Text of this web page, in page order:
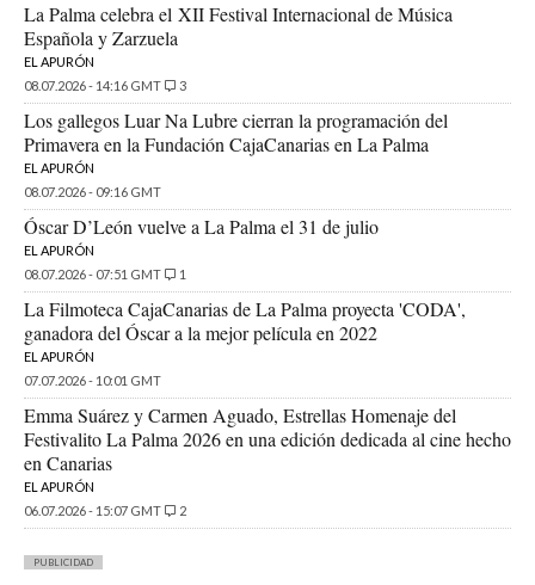
La Palma celebra el XII Festival Internacional de Música
Española y Zarzuela
EL APURÓN
08.07.2026 - 14:16 GMT
3
Los gallegos Luar Na Lubre cierran la programación del
Primavera en la Fundación CajaCanarias en La Palma
EL APURÓN
08.07.2026 - 09:16 GMT
Óscar D’León vuelve a La Palma el 31 de julio
EL APURÓN
08.07.2026 - 07:51 GMT
1
La Filmoteca CajaCanarias de La Palma proyecta 'CODA',
ganadora del Óscar a la mejor película en 2022
EL APURÓN
07.07.2026 - 10:01 GMT
Emma Suárez y Carmen Aguado, Estrellas Homenaje del
Festivalito La Palma 2026 en una edición dedicada al cine hecho
en Canarias
EL APURÓN
06.07.2026 - 15:07 GMT
2
PUBLICIDAD